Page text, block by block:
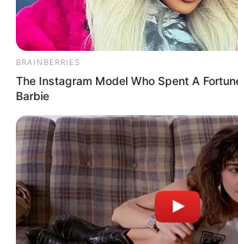
Surgeons: This Simple Method
Arthritis! Try It!
BRAINBERRIES
The Instagram Model Who Spent A
Barbie